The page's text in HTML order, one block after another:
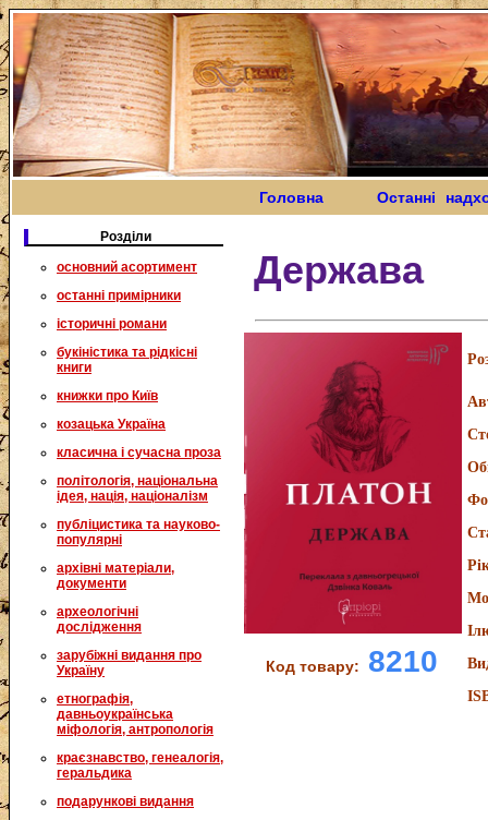
Головна Останні
Розділи
основний асортимент
останні примірники
історичні романи
букіністика та рідкісні
книги
книжки про Київ
козацька Україна
класична і сучасна проза
політологія, національна
ідея, нація, націоналізм
публіцистика та науково-
популярні
архівні матеріали,
документи
археологічні
дослідження
зарубіжні видання про
Україну
етнографія,
давньоукраїнська
міфологія, антропологія
краєзнавство, генеалогія,
геральдика
подарункові видання
Держава
Код товару: 8210